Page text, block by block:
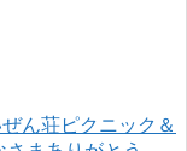
ん荘ピクニック＆